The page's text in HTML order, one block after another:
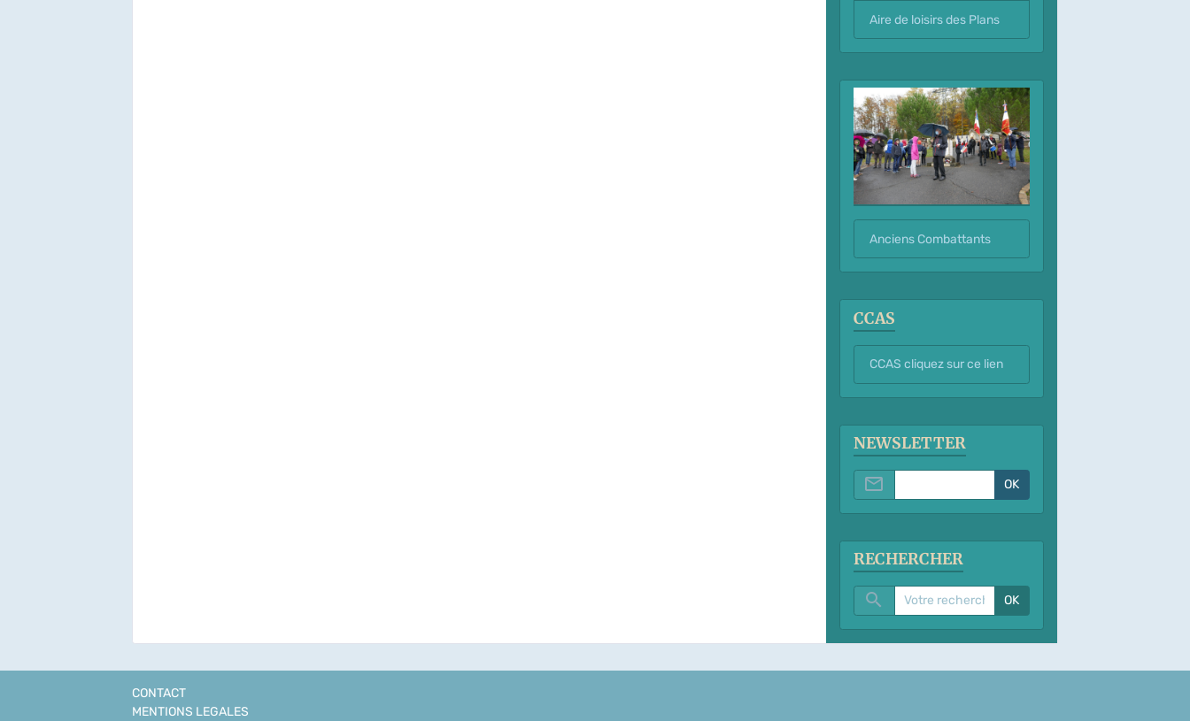
Aire de loisirs des Plans
Anciens Combattants
CCAS
CCAS cliquez sur ce lien
NEWSLETTER
OK
RECHERCHER
OK
CONTACT
MENTIONS LEGALES